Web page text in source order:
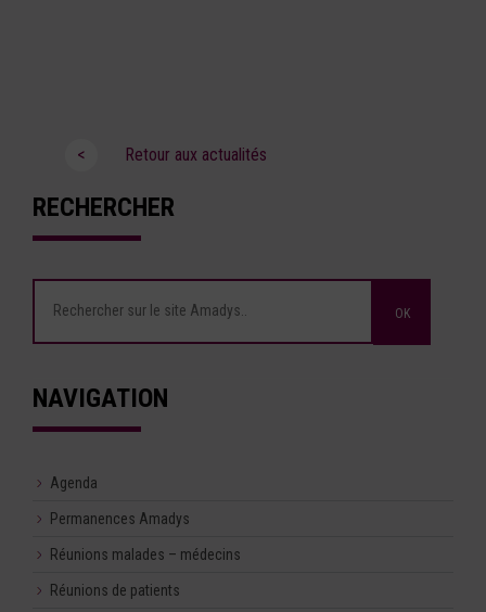
< Retour aux actualités
RECHERCHER
NAVIGATION
Agenda
Permanences Amadys
Réunions malades – médecins
Réunions de patients